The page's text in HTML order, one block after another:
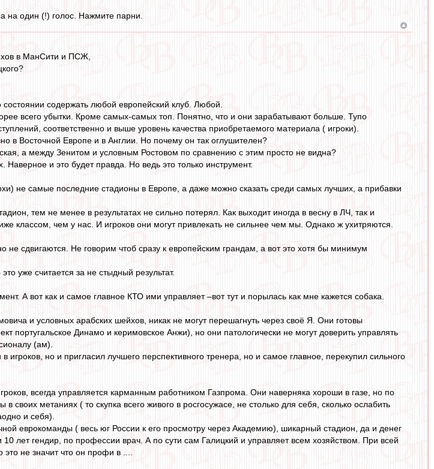
на один (!) голос. Нажмите парни.
в МанСити и ПСЖ,
содержать любой европейский клуб. Любой.
всего убытки. Кроме самых-самых топ. Понятно, что и они зарабатывают больше. Тупо
соответственно и выше уровень качества приобретаемого материала ( игроки).
в Восточной Европе и в Англии. Но почему он так оглушителен?
а между Зенитом и условным Ростовом по сравнению с этим просто не видна?
Наверное и это будет правда. Но ведь это только инструмент.
не самые последние стадионы в Европе, а даже можно сказать среди самых лучших, а прибавки
тем не менее в результатах не сильно потерял. Как выходит иногда в весну в ЛЧ, так и
классом, чем у нас. И игроков они могут привлекать не сильнее чем мы. Однако ж ухитряются.
не сдвигаются. Не говорим чтоб сразу к европейским грандам, а вот это хотя бы минимум
уже считается за не стыдный результат.
А вот как и самое главное КТО ими управляет –вот тут и порылась как мне кажется собака.
и условных арабских шейхов, никак не могут перешагнуть через своё Я. Они готовы
португальское Динамо и керимовское Анжи), но они патологически не могут доверить управлять
(ам).
игроков, но и пригласил лучшего перспективного тренера, но и самое главное, перекупил сильного
всегда управляется карманным работником Газпрома. Они наверняка хороши в газе, но по
своих метаниях ( то скупка всего живого в росгосужасе, не столько для себя, сколько ослабить
и себя).
еврокоманды ( весь юг России к его просмотру через Академию), шикарный стадион, да и денег
10 лет гендир, по профессии врач. А по сути сам Галицкий и управляет всем хозяйством. При всей
не значит что он профи в ....